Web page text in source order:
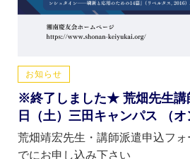
お知らせ
※終了しました★ 荒畑先生講
日（土）三田キャンパス （オ
荒畑靖宏先生・講師派遣申込フ
でにお申し込み下さい